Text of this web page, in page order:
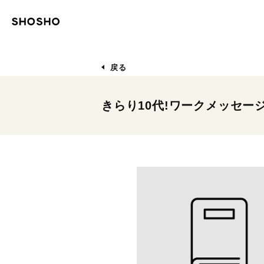
戻る
きらり10代!ワークメッセー